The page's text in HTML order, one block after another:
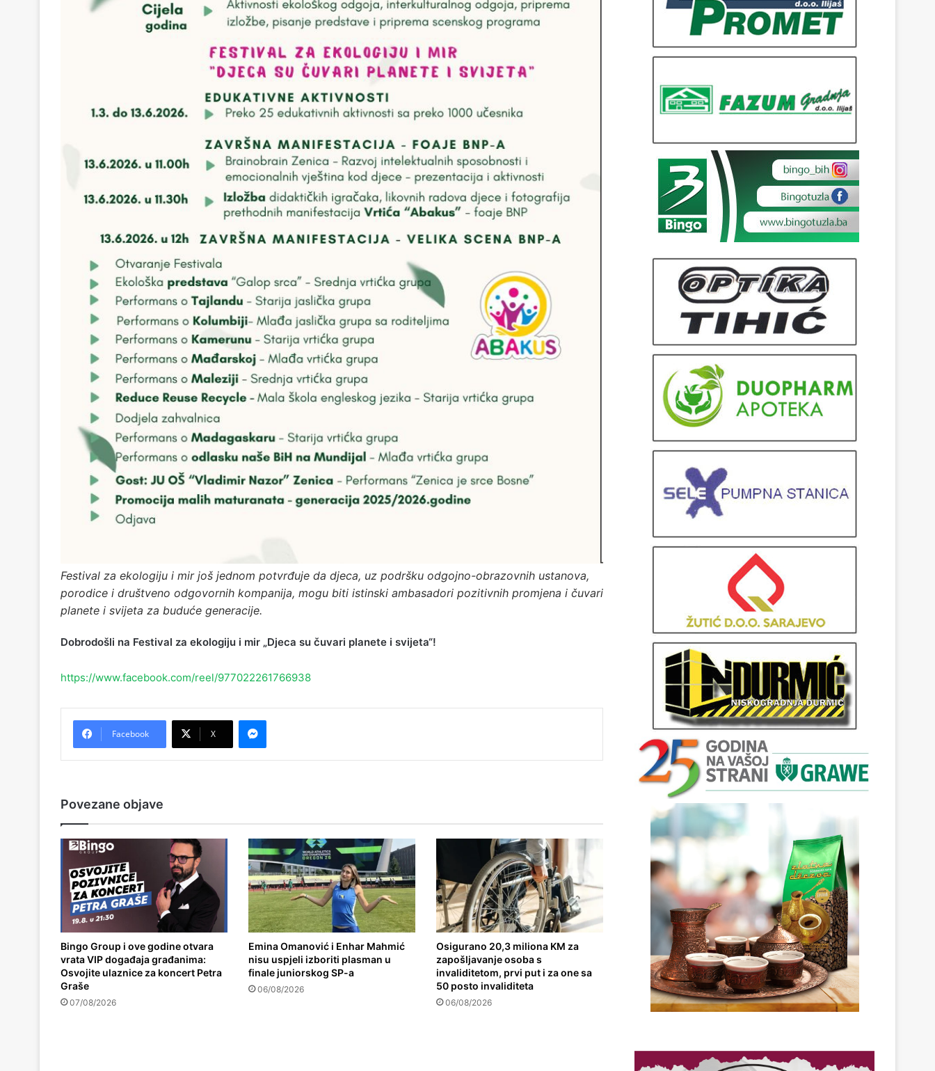
Festival za ekologiju i mir još jednom potvrđuje da djeca, uz podršku odgojno-obrazovnih ustanova,
porodice i društveno odgovornih kompanija, mogu biti istinski ambasadori pozitivnih promjena i čuvari
planete i svijeta za buduće generacije.
Dobrodošli na Festival za ekologiju i mir „Djeca su čuvari planete i svijeta“!
https://www.facebook.com/reel/977022261766938
Facebook X
Povezane objave
Bingo Group i ove godine otvara
vrata VIP događaja građanima:
Osvojite ulaznice za koncert Petra
Graše
07/08/2026
Emina Omanović i Enhar Mahmić
nisu uspjeli izboriti plasman u
finale juniorskog SP-a
06/08/2026
Osigurano 20,3 miliona KM za
zapošljavanje osoba s
invaliditetom, prvi put i za one sa
50 posto invaliditeta
06/08/2026